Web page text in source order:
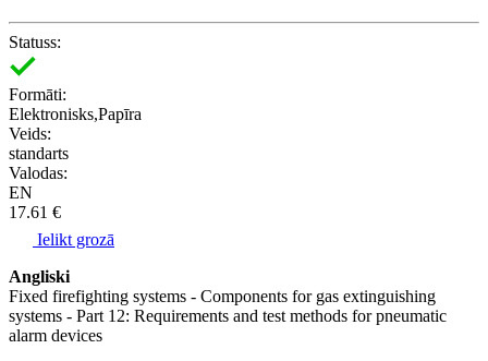
Statuss:
Formāti:
Elektronisks,Papīra
Veids:
standarts
Valodas:
EN
17.61 €
Ielikt grozā
Angliski
Fixed firefighting systems - Components for gas extinguishing
systems - Part 12: Requirements and test methods for pneumatic
alarm devices